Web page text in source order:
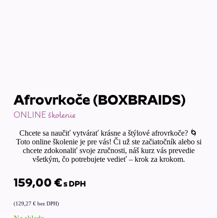
Afrovrkoče (BOXBRAIDS)
ONLINE školenie
Chcete sa naučiť vytvárať krásne a štýlové afrovrkoče? 🌀
Toto online školenie je pre vás! Či už ste začiatočník alebo si
chcete zdokonaliť svoje zručnosti, náš kurz vás prevedie
všetkým, čo potrebujete vedieť – krok za krokom.
159,00 €s DPH
(129,27 € bez DPH)